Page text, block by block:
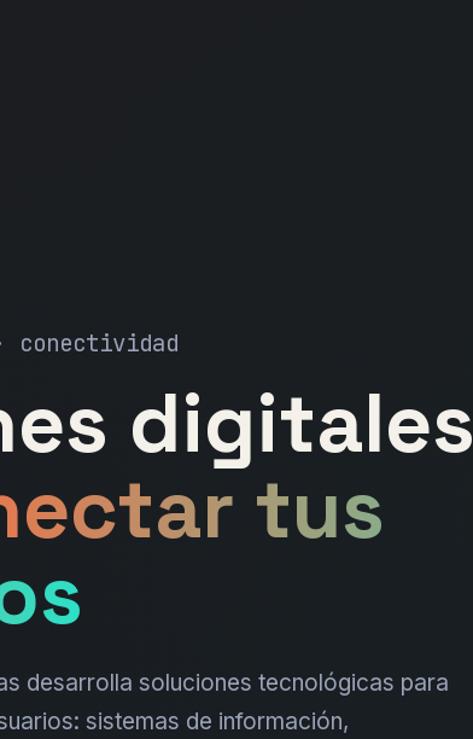
conectividad
digitales
tus
desarrolla soluciones tecnológicas para
sistemas de información,